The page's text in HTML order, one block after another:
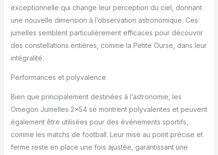
exceptionnelle qui change leur perception du ciel, donnant
une nouvelle dimension à l’observation astronomique. Ces
jumelles semblent particulièrement efficaces pour découvrir
des constellations entières, comme la Petite Ourse, dans leur
intégralité.
Performances et polyvalence
Bien que principalement destinées à l’astronomie, les
Omegon Jumelles 2×54 se montrent polyvalentes et peuvent
également être utilisées pour des événements sportifs,
comme les matchs de football. Leur mise au point précise et
ferme reste en place une fois ajustée, garantissant une